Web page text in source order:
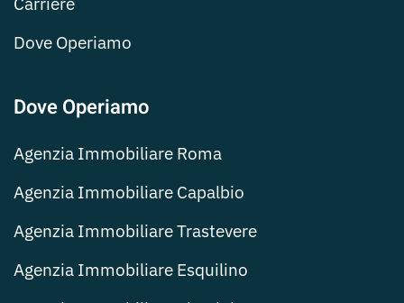
Dove Operiamo
Dove Operiamo
Agenzia Immobiliare Roma
Agenzia Immobiliare Capalbio
Agenzia Immobiliare Trastevere
Agenzia Immobiliare Esquilino